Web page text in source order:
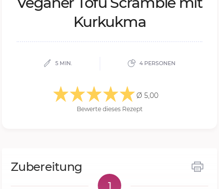
Kur­kuk­ma
5 MIN. 4 PERSONEN
Ø 5,00
Bewerte dieses Rezept
Zubereitung
1